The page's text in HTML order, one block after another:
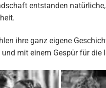
entstanden
ihre ganz eigene
mit einem Gespür für die